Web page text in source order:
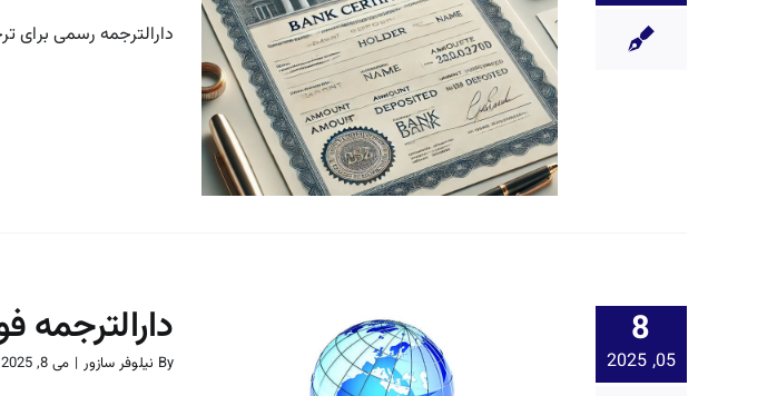
دارالترجمه
دارالترجمه رسمی برای
8
05, 2025
دارالترجمه
By نیلوفر سازور | می 8, 2025